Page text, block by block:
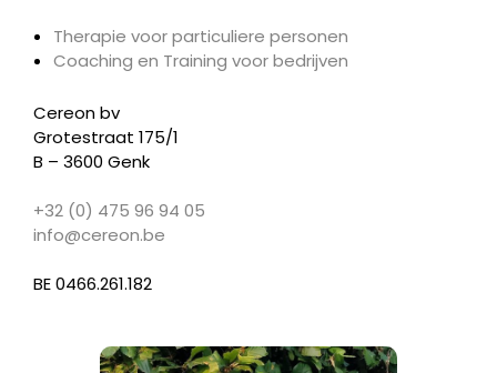
Therapie voor particuliere personen
Coaching en Training voor bedrijven
Cereon bv
Grotestraat 175/1
B – 3600 Genk
+32 (0) 475 96 94 05
info@cereon.be
BE 0466.261.182